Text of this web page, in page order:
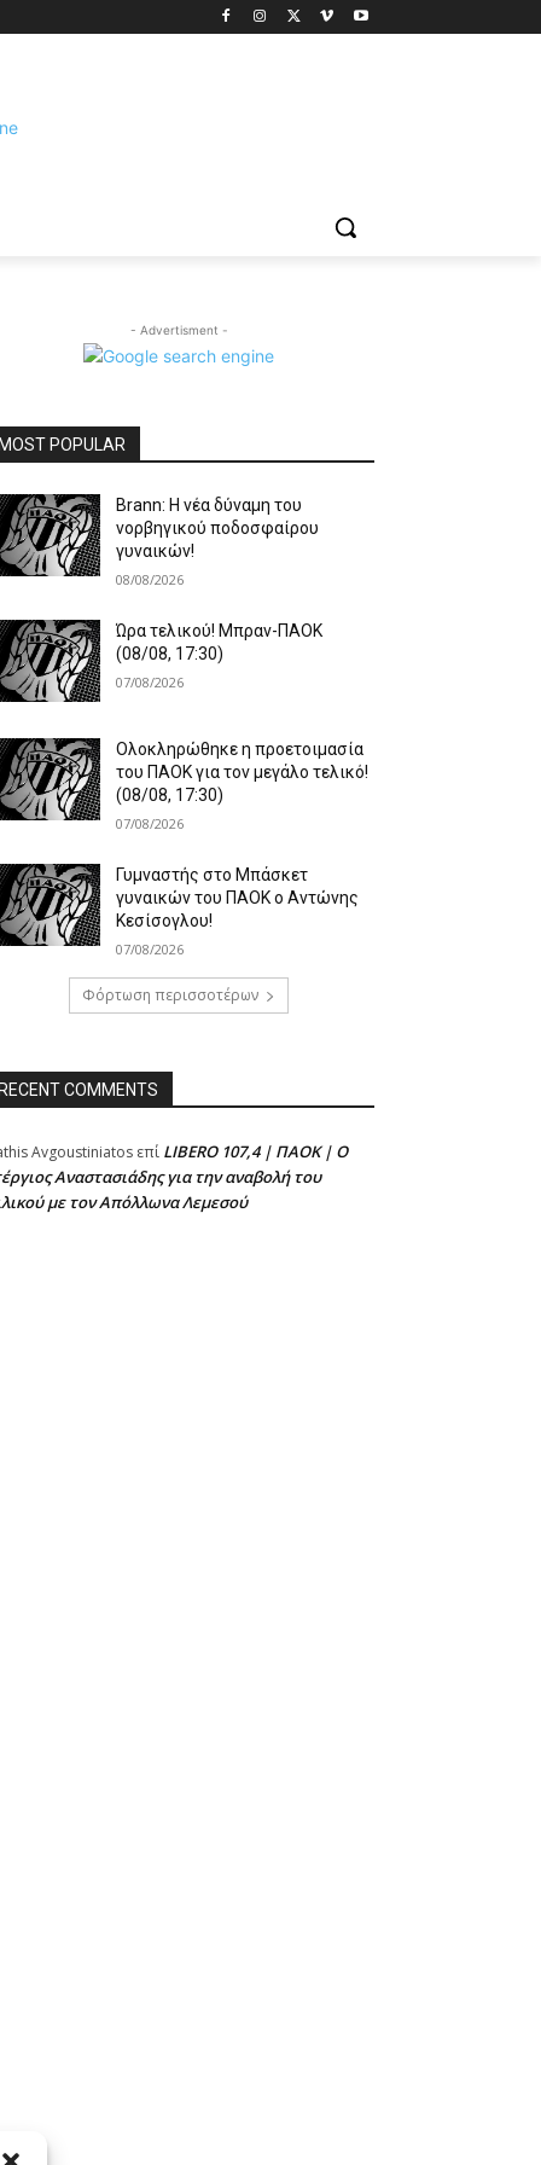
- Advertisment -
POPULAR
Brann: Η νέα δύναμη του
νορβηγικού ποδοσφαίρου
γυναικών!
08/08/2026
Ώρα τελικού! Μπραν-ΠΑΟΚ
(08/08, 17:30)
07/08/2026
Ολοκληρώθηκε η προετοιμασία
του ΠΑΟΚ για τον μεγάλο τελικό!
(08/08, 17:30)
07/08/2026
Γυμναστής στο Μπάσκετ
γυναικών του ΠΑΟΚ ο Αντώνης
Κεσίσογλου!
07/08/2026
Φόρτωση περισσοτέρων
COMMENTS
Avgoustiniatos επί LIBERO 107,4 | ΠΑΟΚ | Ο
Αναστασιάδης για την αναβολή του
με τον Απόλλωνα Λεμεσού